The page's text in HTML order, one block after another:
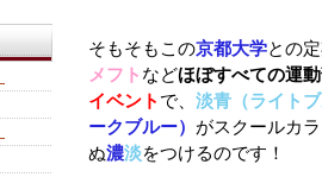
そもそもこの京都大学との
メフト などほぼすべての運
イベント で、 淡青（ライト
ークブルー） がスクールカ
ぬ濃淡をつけるのです！